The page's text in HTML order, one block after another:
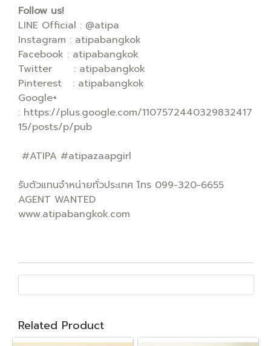
Follow us!
LINE Official : @atipa
Instagram : atipabangkok
Facebook : atipabangkok
Twitter : atipabangkok
Pinterest : atipabangkok
Google+
: https://plus.google.com/1107572440329832417
15/posts/p/pub
#ATIPA #atipazaapgirl
รับตัวแทนจำหน่ายทั่วประเทศ โทร 099-320-6655
AGENT WANTED
www.atipabangkok.com
Related Product